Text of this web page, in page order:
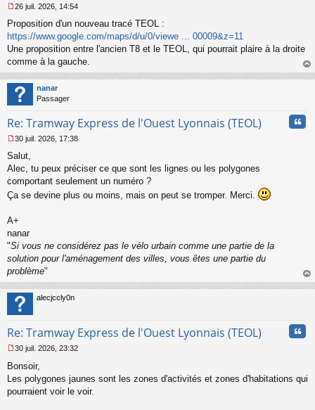
l
u
e
s
s
g
n
o
l
u
26 juil. 2026, 14:54
Proposition d'un nouveau tracé TEOL :
https://www.google.com/maps/d/u/0/viewe ... 00009&z=11
Une proposition entre l'ancien T8 et le TEOL, qui pourrait plaire à la droite
comme à la gauche.
au
nanar
Passager
Re: Tramway Express de l'Ouest Lyonnais (TEOL)
e
s
s
g
n
o
n
l
u
30 juil. 2026, 17:38
Salut,
Alec, tu peux préciser ce que sont les lignes ou les polygones
comportant seulement un numéro ?
Ça se devine plus ou moins, mais on peut se tromper. Merci.
A+
nanar
"Si vous ne considérez pas le vélo urbain comme une partie de la
solution pour l'aménagement des villes, vous êtes une partie du
problème"
au
alecjccly0n
Re: Tramway Express de l'Ouest Lyonnais (TEOL)
e
s
30 juil. 2026, 23:32
Bonsoir,
Les polygones jaunes sont les zones d'activités et zones d'habitations qui
pourraient voir le voir.